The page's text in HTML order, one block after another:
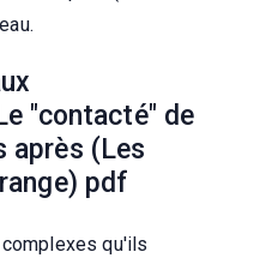
"contacté" de
après (Les
pdf
qu'ils